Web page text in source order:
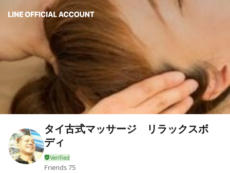
タイ古式マッサージ リラックスボ
ディ
Friends75